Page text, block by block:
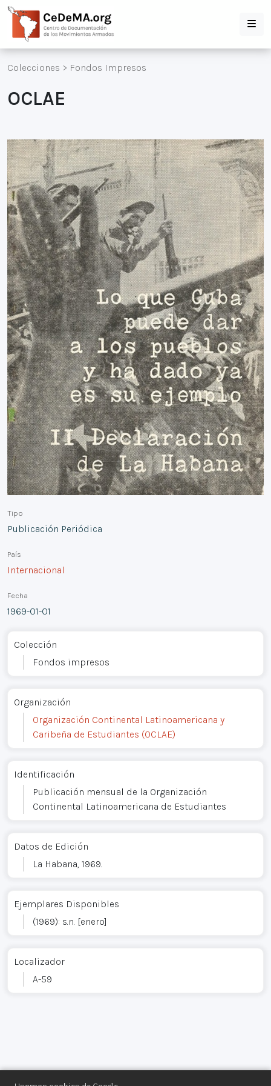
Colecciones > Fondos Impresos
OCLAE
Tipo
Publicación Periódica
País
Internacional
Fecha
1969-01-01
Colección
Fondos impresos
Organización
Organización Continental Latinoamericana y
Caribeña de Estudiantes (OCLAE)
Identificación
Publicación mensual de la Organización
Continental Latinoamericana de Estudiantes
Datos de Edición
La Habana, 1969.
Ejemplares Disponibles
(1969): s.n. [enero]
Localizador
A-59